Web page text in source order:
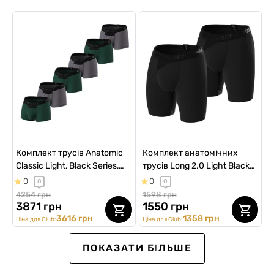
Комплект трусів Anatomic
Classic Light, Black Series,
темно-зелений/графіт, 6шт
0 0
4254 грн
3871 грн
Ціна для Club:3616 грн
Комплект анатомічних
трусів Long 2.0 Light Black
Series, 2шт
0 0
1598 грн
1550 грн
Ціна для Club:1358 грн
ПОКАЗАТИ БІЛЬШЕ